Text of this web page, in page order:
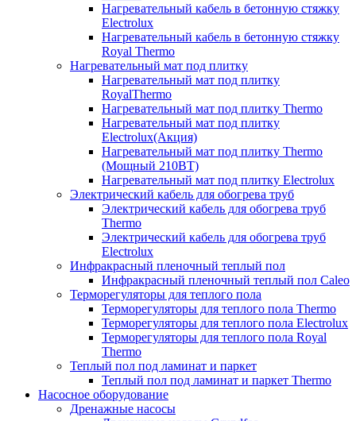
Нагревательный кабель в бетонную стяжку
Electrolux
Нагревательный кабель в бетонную стяжку
Royal Thermo
Нагревательный мат под плитку
Нагревательный мат под плитку
RoyalThermo
Нагревательный мат под плитку Thermo
Нагревательный мат под плитку
Electrolux(Акция)
Нагревательный мат под плитку Thermo
(Мощный 210ВТ)
Нагревательный мат под плитку Electrolux
Электрический кабель для обогрева труб
Электрический кабель для обогрева труб
Thermo
Электрический кабель для обогрева труб
Electrolux
Инфракрасный пленочный теплый пол
Инфракрасный пленочный теплый пол Caleo
Терморегуляторы для теплого пола
Терморегуляторы для теплого пола Thermo
Терморегуляторы для теплого пола Electrolux
Терморегуляторы для теплого пола Royal
Thermo
Теплый пол под ламинат и паркет
Теплый пол под ламинат и паркет Thermo
Насосное оборудование
Дренажные насосы